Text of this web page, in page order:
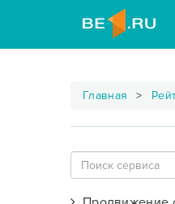
Главная